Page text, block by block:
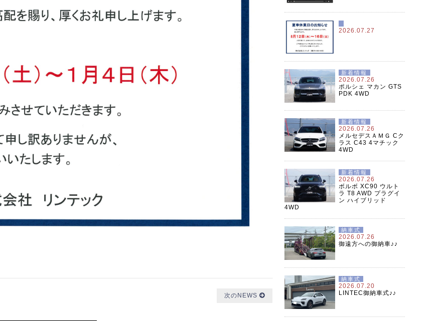
次のNEWS
2026.07.27
新着情報
2026.07.26
ポルシェ マカン GTS
PDK 4WD
新着情報
2026.07.26
メルセデスＡＭＧ Cク
ラス C43 4マチック
4WD
新着情報
2026.07.26
ボルボ XC90 ウルト
ラ T8 AWD プラグイ
ン ハイブリッド
4WD
納車式
2026.07.26
御遠方への御納車♪♪
納車式
2026.07.20
LINTEC御納車式♪♪